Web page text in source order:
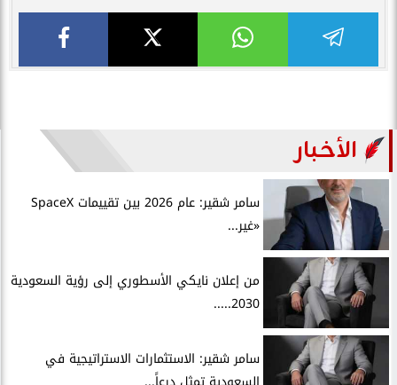
الأخبار
سامر شقير: عام 2026 بين تقييمات SpaceX
«غير...
من إعلان نايكي الأسطوري إلى رؤية السعودية
2030.....
سامر شقير: الاستثمارات الاستراتيجية في